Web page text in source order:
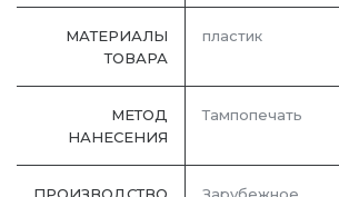
МАТЕРИАЛЫ
ТОВАРА
пластик
МЕТОД
НАНЕСЕНИЯ
Тампопечать